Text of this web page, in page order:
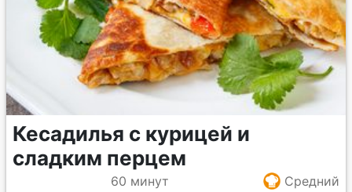
Кесадилья с курицей и
сладким перцем
60 минут
Средний